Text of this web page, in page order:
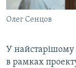
СВІДЧЕННЯ
УКРАЇНСЬКА
Qırımtatar
Олег Сенцов
У найстарішому
в рамках